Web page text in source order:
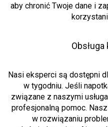
aby chronić Twoje dane i
Nasi eksperci są dostępni
w tygodniu. Jeśli
związane z naszymi
profesjonalną pomoc.
w rozwiązaniu